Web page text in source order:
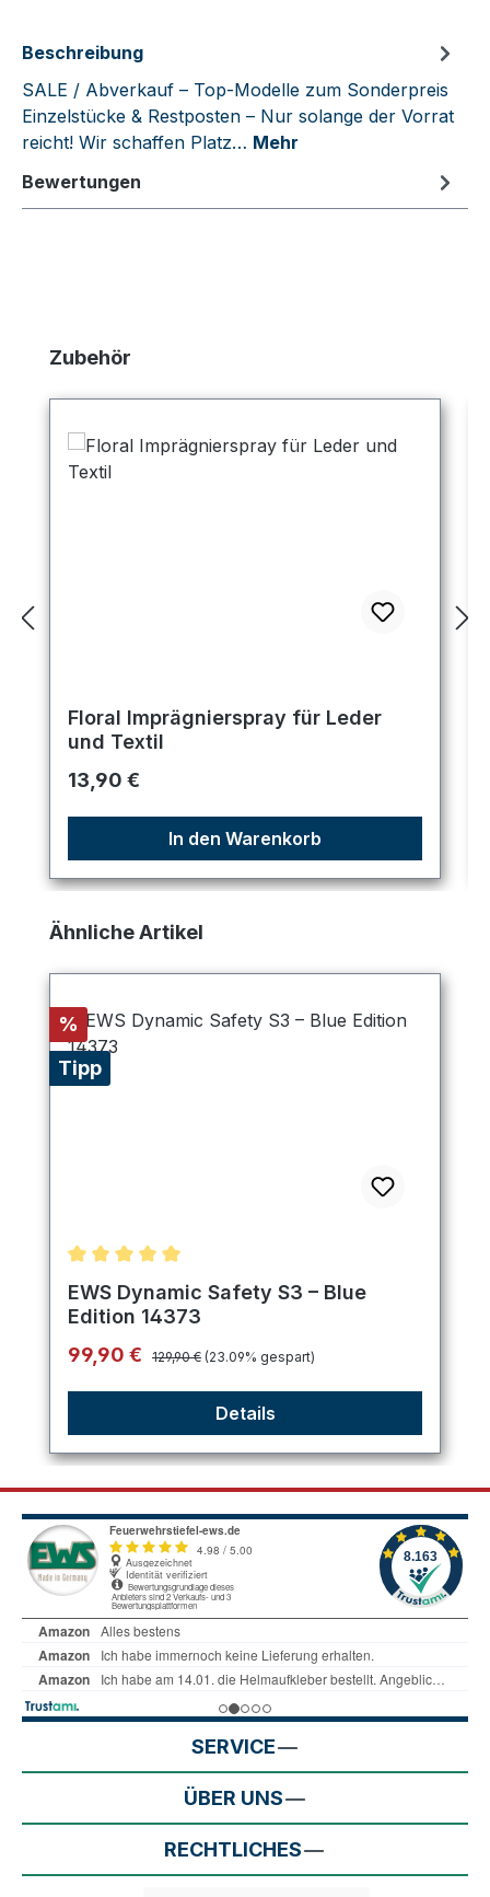
Beschreibung
SALE / Abverkauf – Top-Modelle zum Sonderpreis
Einzelstücke & Restposten – Nur solange der Vorrat
reicht! Wir schaffen Platz… Mehr
Bewertungen
Produktgalerie überspringen
Zubehör
Floral Imprägnierspray für Leder
und Textil
Regulärer Preis:
13,90 €
In den Warenkorb
Produktgalerie überspringen
Ähnliche Artikel
Rabatt
%
Tipp
Durchschnittliche Bewertung von 5 von 5 Sternen
EWS Dynamic Safety S3 – Blue
Edition 14373
Verkaufspreis:
99,90 € Regulärer Preis:
129,90 € (23.09% gespart)
Details
SERVICE
ÜBER UNS
RECHTLICHES